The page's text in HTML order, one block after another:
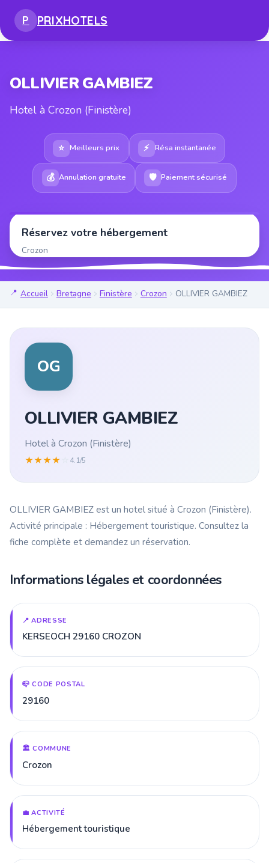
P PRIXHOTELS
OLLIVIER GAMBIEZ
Hotel à Crozon (Finistère)
⭐ Meilleurs prix ⚡ Résa instantanée
💰 Annulation gratuite 🛡 Paiement sécurisé
Réservez votre hébergement
Crozon
Accueil Bretagne Finistère Crozon OLLIVIER GAMBIEZ
OG
OLLIVIER GAMBIEZ
Hotel à Crozon (Finistère)
★★★★ 4.1/5
OLLIVIER GAMBIEZ est un hotel situé à Crozon (Finistère).
Activité principale : Hébergement touristique. Consultez la
fiche complète et demandez un réservation.
Informations légales et coordonnées
📍 ADRESSE
KERSEOCH 29160 CROZON
📪 CODE POSTAL
29160
🏛️ COMMUNE
Crozon
💼 ACTIVITÉ
Hébergement touristique